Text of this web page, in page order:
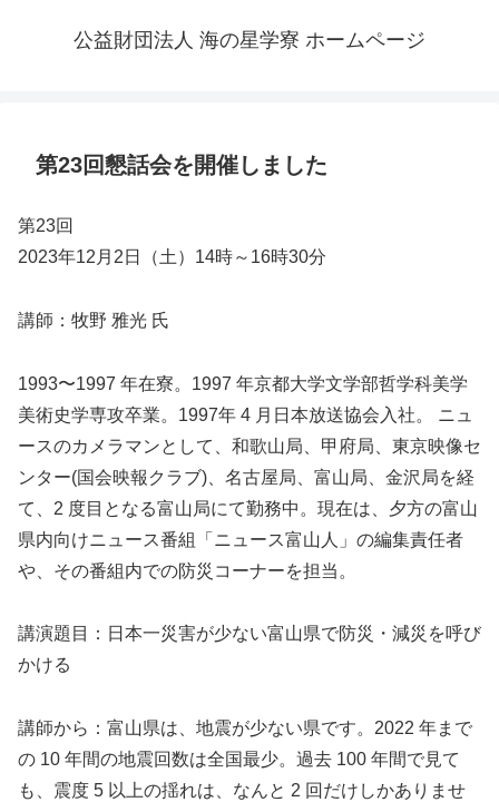
公益財団法人 海の星学寮 ホームページ
第23回懇話会を開催しました
第23回
2023年12月2日（土）14時～16時30分
講師：牧野 雅光 氏
1993〜1997 年在寮。1997 年京都大学文学部哲学科美学
美術史学専攻卒業。1997年 4 月日本放送協会入社。 ニュ
ースのカメラマンとして、和歌山局、甲府局、東京映像セ
ンター(国会映報クラブ)、名古屋局、富山局、金沢局を経
て、2 度目となる富山局にて勤務中。現在は、夕方の富山
県内向けニュース番組「ニュース富山人」の編集責任者
や、その番組内での防災コーナーを担当。
講演題目：日本一災害が少ない富山県で防災・減災を呼び
かける
講師から：富山県は、地震が少ない県です。2022 年まで
の 10 年間の地震回数は全国最少。過去 100 年間で見て
も、震度 5 以上の揺れは、なんと 2 回だけしかありませ